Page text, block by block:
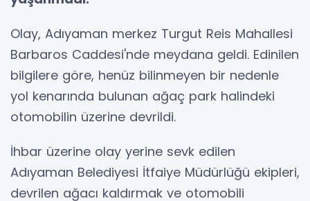
Olay, Adıyaman merkez Turgut Reis Mahallesi
Barbaros Caddesi'nde meydana geldi. Edinilen
bilgilere göre, henüz bilinmeyen bir nedenle
yol kenarında bulunan ağaç park halindeki
otomobilin üzerine devrildi.
İhbar üzerine olay yerine sevk edilen
Adıyaman Belediyesi İtfaiye Müdürlüğü ekipleri,
devrilen ağacı kaldırmak ve otomobili